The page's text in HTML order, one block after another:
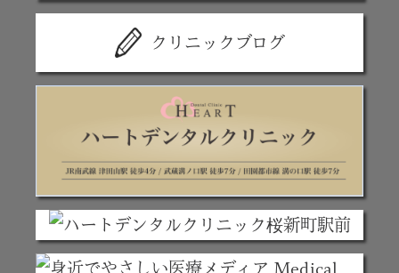
クリニックブログ